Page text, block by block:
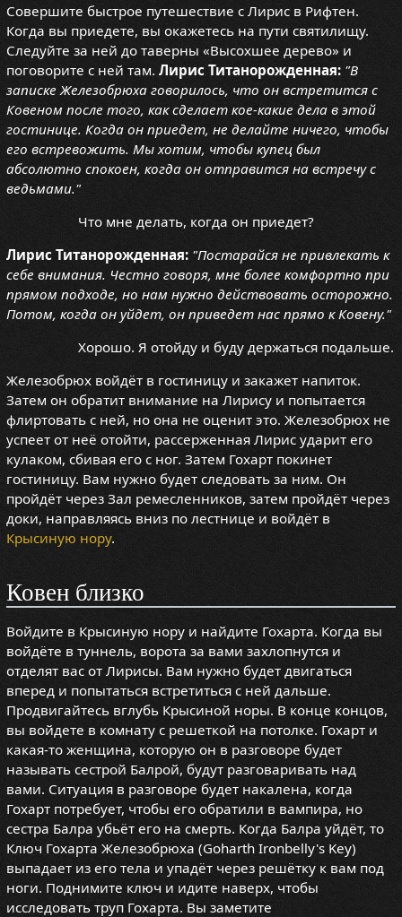
Совершите быстрое путешествие с Лирис в Рифтен.
Когда вы приедете, вы окажетесь на пути святилищу.
Следуйте за ней до таверны «Высохшее дерево» и
поговорите с ней там. Лирис Титанорожденная: "В
записке Железобрюха говорилось, что он встретится с
Ковеном после того, как сделает кое-какие дела в этой
гостинице. Когда он приедет, не делайте ничего, чтобы
его встревожить. Мы хотим, чтобы купец был
абсолютно спокоен, когда он отправится на встречу с
ведьмами."
Что мне делать, когда он приедет?
Лирис Титанорожденная: "Постарайся не привлекать к
себе внимания. Честно говоря, мне более комфортно при
прямом подходе, но нам нужно действовать осторожно.
Потом, когда он уйдет, он приведет нас прямо к Ковену."
Хорошо. Я отойду и буду держаться подальше.
Железобрюх войдёт в гостиницу и закажет напиток.
Затем он обратит внимание на Лирису и попытается
флиртовать с ней, но она не оценит это. Железобрюх не
успеет от неё отойти, рассерженная Лирис ударит его
кулаком, сбивая его с ног. Затем Гохарт покинет
гостиницу. Вам нужно будет следовать за ним. Он
пройдёт через Зал ремесленников, затем пройдёт через
доки, направляясь вниз по лестнице и войдёт в
Крысиную нору.
Ковен близко
Войдите в Крысиную нору и найдите Гохарта. Когда вы
войдёте в туннель, ворота за вами захлопнутся и
отделят вас от Лирисы. Вам нужно будет двигаться
вперед и попытаться встретиться с ней дальше.
Продвигайтесь вглубь Крысиной норы. В конце концов,
вы войдете в комнату с решеткой на потолке. Гохарт и
какая-то женщина, которую он в разговоре будет
называть сестрой Балрой, будут разговаривать над
вами. Ситуация в разговоре будет накалена, когда
Гохарт потребует, чтобы его обратили в вампира, но
сестра Балра убьёт его на смерть. Когда Балра уйдёт, то
Ключ Гохарта Железобрюха (Goharth Ironbelly's Key)
выпадает из его тела и упадёт через решётку к вам под
ноги. Поднимите ключ и идите наверх, чтобы
исследовать труп Гохарта. Вы заметите